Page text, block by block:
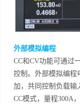
外部模拟编程
CC和CV功能可通过
控制。外部模拟编程
加，共同控制负载输
CC模式，量程300A